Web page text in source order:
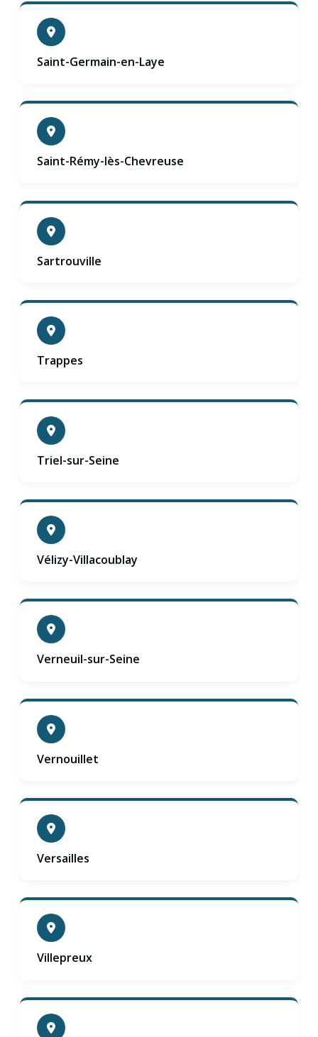
Saint-Germain-en-Laye
Saint-Rémy-lès-Chevreuse
Sartrouville
Trappes
Triel-sur-Seine
Vélizy-Villacoublay
Verneuil-sur-Seine
Vernouillet
Versailles
Villepreux